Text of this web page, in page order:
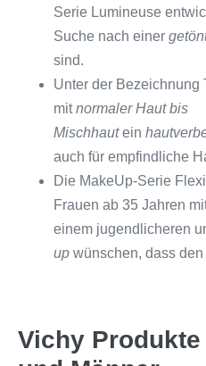
Serie Lumineuse
Suche nach einer
sind.
Unter der Bezeichnung
mitnormaler Haut bis
Mischhautein
auch für empfindliche
Die MakeUp-Serie
Frauen ab 35 Jahren
einem jugendlicheren
up wünschen, dass
Vichy